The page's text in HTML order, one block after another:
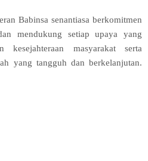
Babinsa senantiasa berkomitmen
mendukung setiap upaya yang
kesejahteraan masyarakat serta
yang tangguh dan berkelanjutan.